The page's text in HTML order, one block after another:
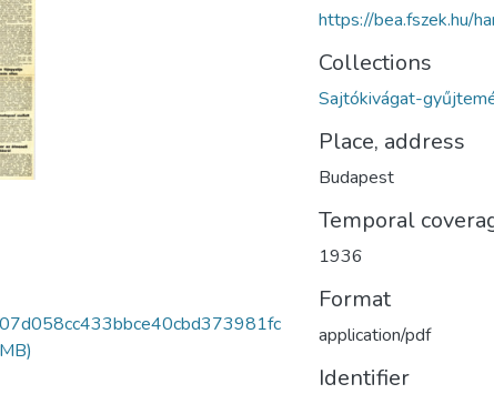
https://bea.fszek.hu/
Collections
Sajtókivágat-
Place, address
Budapest
Temporal
1936
Format
application/pdf
Identifier